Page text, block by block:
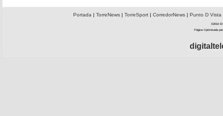
Portada | TorreNews| TorreSport| CorredorNews| Punto D Vista
©2010 El
Página Optimizada